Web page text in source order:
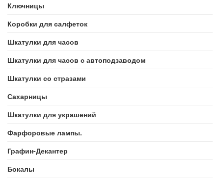
Ключницы
Коробки для салфеток
Шкатулки для часов
Шкатулки для часов с автоподзаводом
Шкатулки со стразами
Сахарницы
Шкатулки для украшений
Фарфоровые лампы.
Графин-Декантер
Бокалы